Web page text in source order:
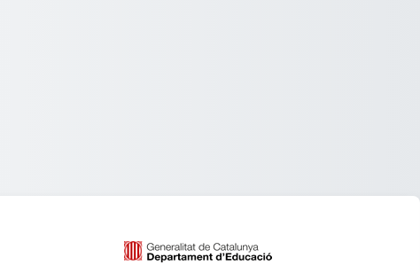
Prisijungti prie